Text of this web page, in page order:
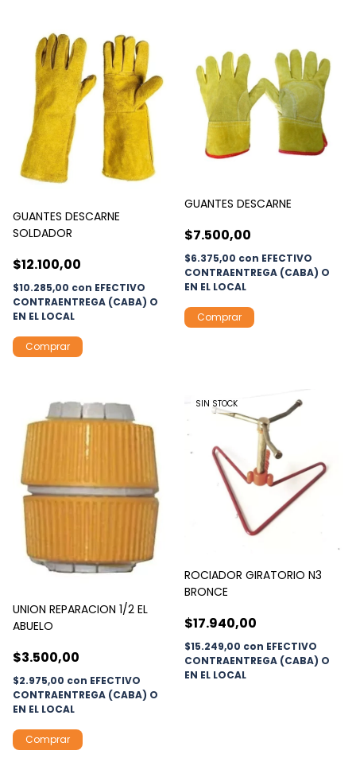
GUANTES DESCARNE
SOLDADOR
$12.100,00
$10.285,00 con EFECTIVO
CONTRAENTREGA (CABA) O
EN EL LOCAL
GUANTES DESCARNE
$7.500,00
$6.375,00 con EFECTIVO
CONTRAENTREGA (CABA) O
EN EL LOCAL
UNION REPARACION 1/2 EL
ABUELO
$3.500,00
$2.975,00 con EFECTIVO
CONTRAENTREGA (CABA) O
EN EL LOCAL
SIN STOCK
ROCIADOR GIRATORIO N3
BRONCE
$17.940,00
$15.249,00 con EFECTIVO
CONTRAENTREGA (CABA) O
EN EL LOCAL